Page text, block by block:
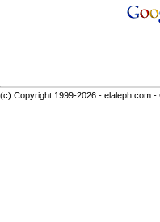
(c) Copyright 1999-2026 - elaleph.com -